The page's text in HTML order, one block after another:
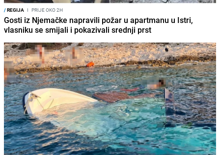
/REGIJA I PRIJE OKO 2H
Gosti iz Njemačke napravili požar u apartmanu u Istri,
vlasniku se smijali i pokazivali srednji prst